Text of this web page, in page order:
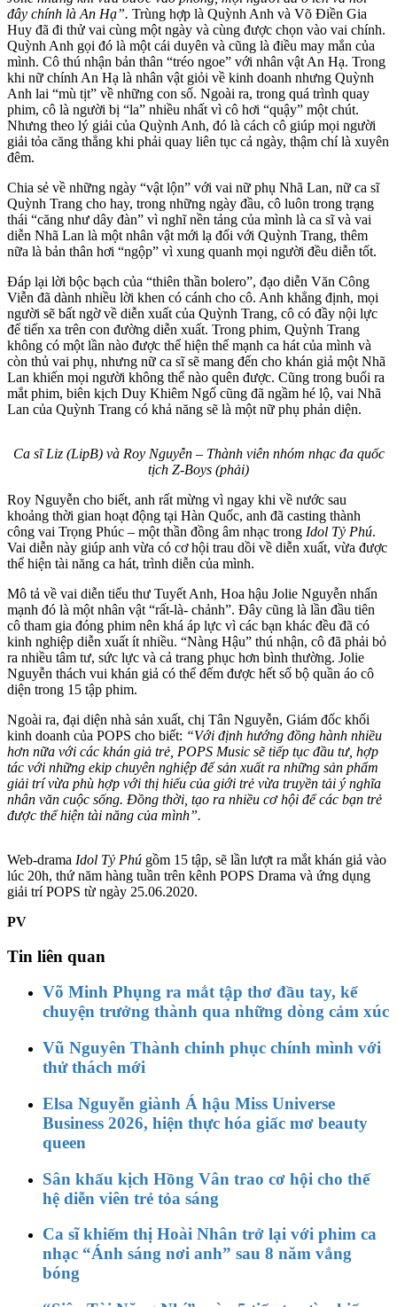
đây chính là An Hạ”. Trùng hợp là Quỳnh Anh và Võ Điền Gia
Huy đã đi thử vai cùng một ngày và cùng được chọn vào vai chính.
Quỳnh Anh gọi đó là một cái duyên và cũng là điều may mắn của
mình. Cô thú nhận bản thân “tréo ngoe” với nhân vật An Hạ. Trong
khi nữ chính An Hạ là nhân vật giỏi về kinh doanh nhưng Quỳnh
Anh lai “mù tịt” về những con số. Ngoài ra, trong quá trình quay
phim, cô là người bị “la” nhiều nhất vì cô hơi “quậy” một chút.
Nhưng theo lý giải của Quỳnh Anh, đó là cách cô giúp mọi người
giải tỏa căng thẳng khi phải quay liên tục cả ngày, thậm chí là xuyên
đêm.
Chia sẻ về những ngày “vật lộn” với vai nữ phụ Nhã Lan, nữ ca sĩ
Quỳnh Trang cho hay, trong những ngày đầu, cô luôn trong trạng
thái “căng như dây đàn” vì nghĩ nền tảng của mình là ca sĩ và vai
diễn Nhã Lan là một nhân vật mới lạ đối với Quỳnh Trang, thêm
nữa là bản thân hơi “ngộp” vì xung quanh mọi người đều diễn tốt.
Đáp lại lời bộc bạch của “thiên thần bolero”, đạo diễn Văn Công
Viễn đã dành nhiều lời khen có cánh cho cô. Anh khẳng định, mọi
người sẽ bất ngờ về diễn xuất của Quỳnh Trang, cô có đầy nội lực
để tiến xa trên con đường diễn xuất. Trong phim, Quỳnh Trang
không có một lần nào được thể hiện thế mạnh ca hát của mình và
còn thủ vai phụ, nhưng nữ ca sĩ sẽ mang đến cho khán giả một Nhã
Lan khiến mọi người không thể nào quên được. Cũng trong buổi ra
mắt phim, biên kịch Duy Khiêm Ngố cũng đã ngầm hé lộ, vai Nhã
Lan của Quỳnh Trang có khả năng sẽ là một nữ phụ phản diện.
Ca sĩ Liz (LipB) và Roy Nguyễn – Thành viên nhóm nhạc đa quốc
tịch Z-Boys (phải)
Roy Nguyễn cho biết, anh rất mừng vì ngay khi về nước sau
khoảng thời gian hoạt động tại Hàn Quốc, anh đã casting thành
công vai Trọng Phúc – một thần đồng âm nhạc trong Idol Tỷ Phú.
Vai diễn này giúp anh vừa có cơ hội trau dồi về diễn xuất, vừa được
thể hiện tài năng ca hát, trình diễn của mình.
Mô tả về vai diễn tiểu thư Tuyết Anh, Hoa hậu Jolie Nguyễn nhấn
mạnh đó là một nhân vật “rất-là- chảnh”. Đây cũng là lần đầu tiên
cô tham gia đóng phim nên khá áp lực vì các bạn khác đều đã có
kinh nghiệp diễn xuất ít nhiều. “Nàng Hậu” thú nhận, cô đã phải bỏ
ra nhiều tâm tư, sức lực và cả trang phục hơn bình thường. Jolie
Nguyễn thách vui khán giả có thể đếm được hết số bộ quần áo cô
diện trong 15 tập phim.
Ngoài ra, đại diện nhà sản xuất, chị Tân Nguyễn, Giám đốc khối
kinh doanh của POPS cho biết: “Với định hướng đồng hành nhiều
hơn nữa với các khán giả trẻ, POPS Music sẽ tiếp tục đầu tư, hợp
tác với những ekip chuyên nghiệp để sản xuất ra những sản phẩm
giải trí vừa phù hợp với thị hiếu của giới trẻ vừa truyền tải ý nghĩa
nhân văn cuộc sống. Đồng thời, tạo ra nhiều cơ hội để các bạn trẻ
được thể hiện tài năng của mình”.
Web-drama Idol Tỷ Phú gồm 15 tập, sẽ lần lượt ra mắt khán giả vào
lúc 20h, thứ năm hàng tuần trên kênh POPS Drama và ứng dụng
giải trí POPS từ ngày 25.06.2020.
PV
Tin liên quan
Võ Minh Phụng ra mắt tập thơ đầu tay, kể
chuyện trưởng thành qua những dòng cảm xúc
Vũ Nguyên Thành chinh phục chính mình với
thử thách mới
Elsa Nguyễn giành Á hậu Miss Universe
Business 2026, hiện thực hóa giấc mơ beauty
queen
Sân khấu kịch Hồng Vân trao cơ hội cho thế
hệ diễn viên trẻ tỏa sáng
Ca sĩ khiếm thị Hoài Nhân trở lại với phim ca
nhạc “Ánh sáng nơi anh” sau 8 năm vắng
bóng